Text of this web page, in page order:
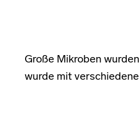
Große Mikroben
wurde mit